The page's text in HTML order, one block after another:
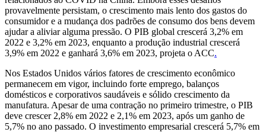
provavelmente persistam, o crescimento mais lento dos gastos do
consumidor e a mudança dos padrões de consumo dos bens devem
ajudar a aliviar alguma pressão. O PIB global crescerá 3,2% em
2022 e 3,2% em 2023, enquanto a produção industrial crescerá
3,9% em 2022 e ganhará 3,6% em 2023, projeta o ACC.
Nos Estados Unidos vários fatores de crescimento econômico
permanecem em vigor, incluindo forte emprego, balanços
domésticos e corporativos saudáveis ​​e sólido crescimento da
manufatura. Apesar de uma contração no primeiro trimestre, o PIB
deve crescer 2,8% em 2022 e 2,1% em 2023, após um ganho de
5,7% no ano passado. O investimento empresarial crescerá 5,7% em